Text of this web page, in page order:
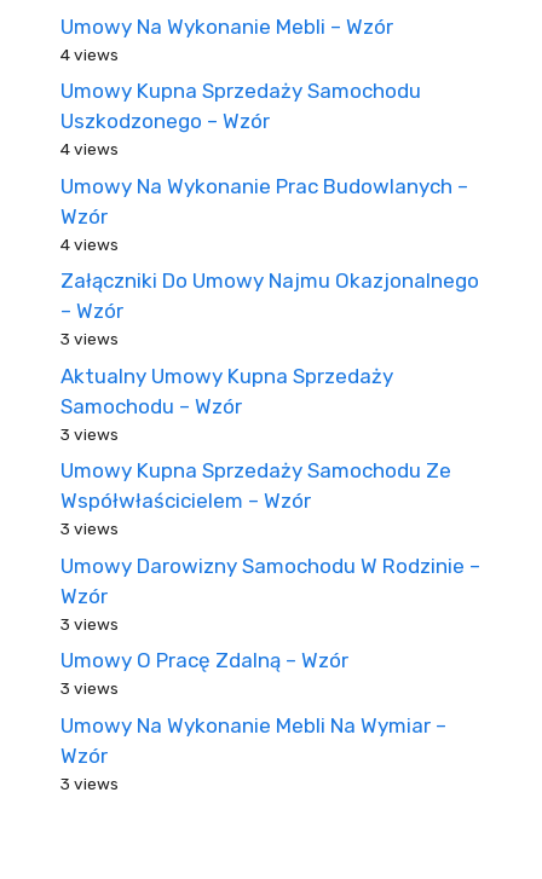
Umowy Na Wykonanie Mebli – Wzór
4 views
Umowy Kupna Sprzedaży Samochodu
Uszkodzonego – Wzór
4 views
Umowy Na Wykonanie Prac Budowlanych –
Wzór
4 views
Załączniki Do Umowy Najmu Okazjonalnego
– Wzór
3 views
Aktualny Umowy Kupna Sprzedaży
Samochodu – Wzór
3 views
Umowy Kupna Sprzedaży Samochodu Ze
Współwłaścicielem – Wzór
3 views
Umowy Darowizny Samochodu W Rodzinie –
Wzór
3 views
Umowy O Pracę Zdalną – Wzór
3 views
Umowy Na Wykonanie Mebli Na Wymiar –
Wzór
3 views